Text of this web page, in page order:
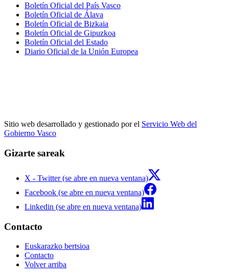
Boletín Oficial del País Vasco
Boletín Oficial de Álava
Boletín Oficial de Bizkaia
Boletín Oficial de Gipuzkoa
Boletín Oficial del Estado
Diario Oficial de la Unión Europea
Sitio web desarrollado y gestionado por el Servicio Web del
Gobierno Vasco
Gizarte sareak
X - Twitter (se abre en nueva ventana)
Facebook (se abre en nueva ventana)
Linkedin (se abre en nueva ventana)
Contacto
Euskarazko bertsioa
Contacto
Volver arriba